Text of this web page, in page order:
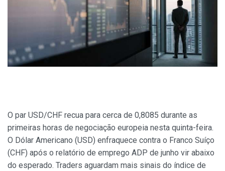
O par USD/CHF recua para cerca de 0,8085 durante as
primeiras horas de negociação europeia nesta quinta-feira.
O Dólar Americano (USD) enfraquece contra o Franco Suíço
(CHF) após o relatório de emprego ADP de junho vir abaixo
do esperado. Traders aguardam mais sinais do índice de